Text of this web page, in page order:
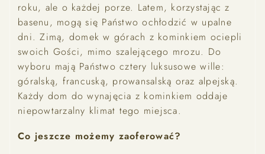
roku, ale o każdej porze. Latem, korzystając z
basenu, mogą się Państwo ochłodzić w upalne
dni. Zimą, domek w górach z kominkiem ociepli
swoich Gości, mimo szalejącego mrozu. Do
wyboru mają Państwo cztery luksusowe wille:
góralską, francuską, prowansalską oraz alpejską.
Każdy dom do wynajęcia z kominkiem oddaje
niepowtarzalny klimat tego miejsca.
Co jeszcze możemy zaoferować?